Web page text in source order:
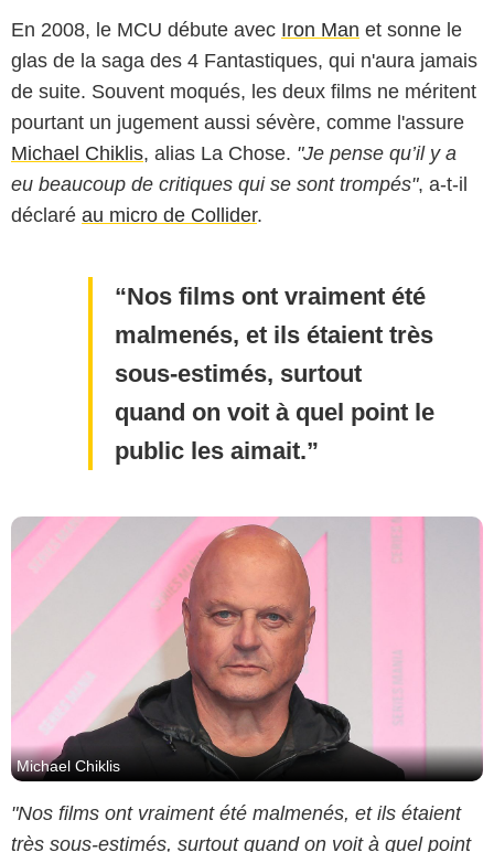
En 2008, le MCU débute avec Iron Man et sonne le
glas de la saga des 4 Fantastiques, qui n'aura jamais
de suite. Souvent moqués, les deux films ne méritent
pourtant un jugement aussi sévère, comme l'assure
Michael Chiklis, alias La Chose. "Je pense qu’il y a
eu beaucoup de critiques qui se sont trompés", a-t-il
déclaré au micro de Collider.
Nos films ont vraiment été
malmenés, et ils étaient très
sous-estimés, surtout
quand on voit à quel point le
public les aimait.
Michael Chiklis
"Nos films ont vraiment été malmenés, et ils étaient
très sous-estimés, surtout quand on voit à quel point